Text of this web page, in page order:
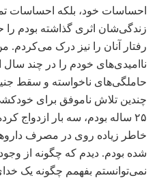
احساسات خود، بلکه احساسات
زندگی‌شان اثری گذاشته بودم
رفتار آنان را نیز درک می‌کردم.
ناامیدی‌های خودم را در چند سال
حاملگی‌های ناخواسته و سقط
چندین تلاش ناموفق برای
۲۵ ساله بودم، سه بار ازدواج
شده بودم. دیدم که چگونه از
نمی‌توانستم بفهمم چگونه یک